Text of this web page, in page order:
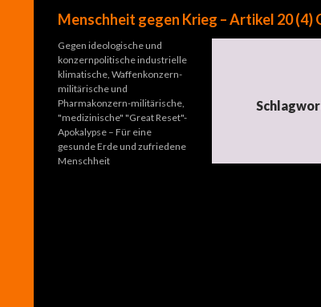
Menschheit gegen Krieg – Artikel 20 (4)
Gegen ideologische und
konzernpolitische industrielle
klimatische, Waffenkonzern-
militärische und
Pharmakonzern-militärische,
"medizinische" "Great Reset"-
Apokalypse – Für eine
gesunde Erde und zufriedene
Menschheit